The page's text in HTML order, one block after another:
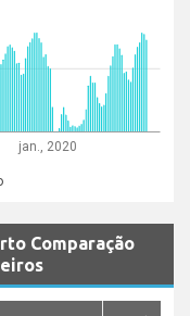
jan., 2020
Comparação